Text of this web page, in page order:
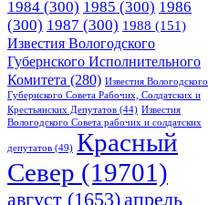
1984 (300) 1985 (300) 1986
(300) 1987 (300) 1988 (151)
Известия Вологодского
Губернского Исполнительного
Комитета (280) Известия Вологодского
Губернского Совета Рабочих, Солдатских и
Крестьянских Депутатов (44) Известия
Вологодского Совета рабочих и солдатских
депутатов (49) Красный
Cевер (19701)
август (1653)апрель